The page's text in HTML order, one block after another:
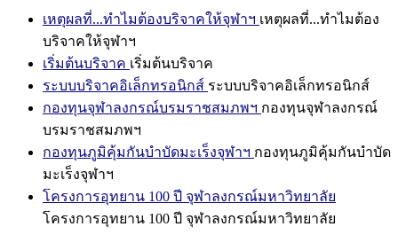
เหตุผลที่...ทำไมต้องบริจาคให้จุฬาฯ เหตุผลที่...ทำไมต้อง
บริจาคให้จุฬาฯ
เริ่มต้นบริจาค เริ่มต้นบริจาค
ระบบบริจาคอิเล็กทรอนิกส์ ระบบบริจาคอิเล็กทรอนิกส์
กองทุนจุฬาลงกรณ์บรมราชสมภพฯ กองทุนจุฬาลงกรณ์
บรมราชสมภพฯ
กองทุนภูมิคุ้มกันบำบัดมะเร็งจุฬาฯ กองทุนภูมิคุ้มกันบำบัด
มะเร็งจุฬาฯ
โครงการอุทยาน 100 ปี จุฬาลงกรณ์มหาวิทยาลัย
โครงการอุทยาน 100 ปี จุฬาลงกรณ์มหาวิทยาลัย